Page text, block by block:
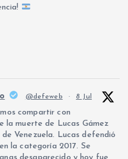
@defeweb · 8 Jul
compartir con
la muerte de Lucas Gámez
Venezuela. Lucas defendió
la categoría 2017. Se